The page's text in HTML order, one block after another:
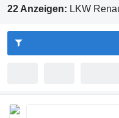
22 Anzeigen: LKW